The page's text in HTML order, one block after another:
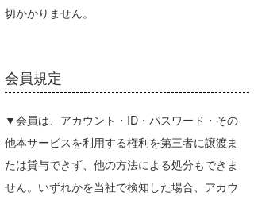
切かかりません。
会員規定
▼会員は、アカウント・ID・パスワード・その
他本サービスを利用する権利を第三者に譲渡ま
たは貸与できず、他の方法による処分もできま
せん。いずれかを当社で検知した場合、アカウ